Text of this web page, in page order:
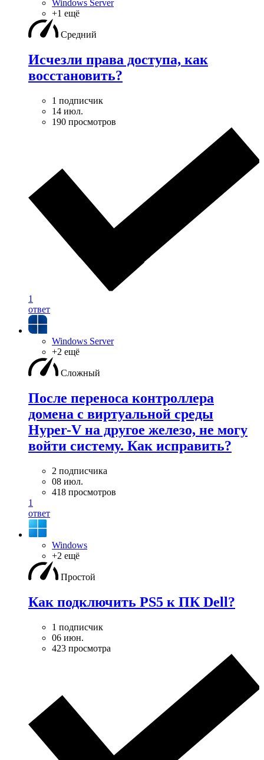
Windows Server
+1 ещё
Средний
Исчезли права доступа, как
восстановить?
1 подписчик
14 июл.
190 просмотров
1
ответ
Windows Server
+2 ещё
Сложный
После переноса контроллера
домена с виртуальной среды
Hyper-V на другое железо, не могу
войти систему. Как исправить?
2 подписчика
08 июл.
418 просмотров
1
ответ
Windows
+2 ещё
Простой
Как подключить PS5 к ПК Dell?
1 подписчик
06 июн.
423 просмотра